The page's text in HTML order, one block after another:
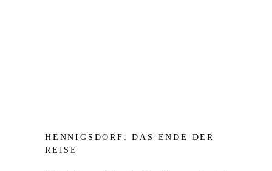
HENNIGSDORF: DAS ENDE DER
REISE